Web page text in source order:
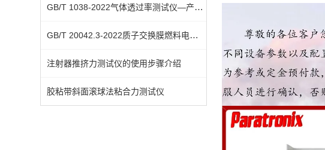
GB/T 1038-2022气体透过率测试仪—产品简介
GB/T 20042.3-2022质子交换膜燃料电池透气率测试方法
注射器推挤力测试仪的使用步骤介绍
胶粘带斜面滚球法粘合力测试仪